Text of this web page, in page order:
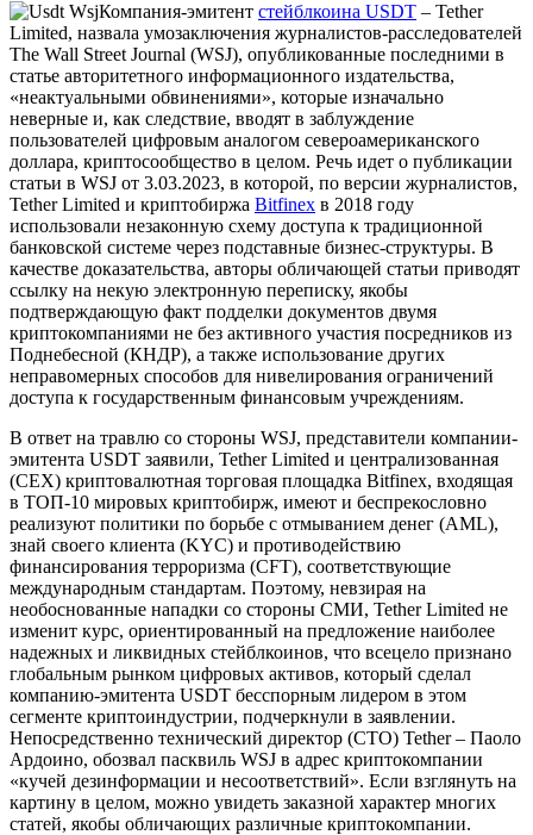
Компания-эмитент стейблкоина USDT – Tether
Limited, назвала умозаключения журналистов-расследователей
The Wall Street Journal (WSJ), опубликованные последними в
статье авторитетного информационного издательства,
«неактуальными обвинениями», которые изначально
неверные и, как следствие, вводят в заблуждение
пользователей цифровым аналогом североамериканского
доллара, криптосообщество в целом. Речь идет о публикации
статьи в WSJ от 3.03.2023, в которой, по версии журналистов,
Tether Limited и криптобиржа Bitfinex в 2018 году
использовали незаконную схему доступа к традиционной
банковской системе через подставные бизнес-структуры. В
качестве доказательства, авторы обличающей статьи приводят
ссылку на некую электронную переписку, якобы
подтверждающую факт подделки документов двумя
криптокомпаниями не без активного участия посредников из
Поднебесной (КНДР), а также использование других
неправомерных способов для нивелирования ограничений
доступа к государственным финансовым учреждениям.
В ответ на травлю со стороны WSJ, представители компании-
эмитента USDT заявили, Tether Limited и централизованная
(CEX) криптовалютная торговая площадка Bitfinex, входящая
в ТОП-10 мировых криптобирж, имеют и беспрекословно
реализуют политики по борьбе с отмыванием денег (AML),
знай своего клиента (KYC) и противодействию
финансирования терроризма (CFT), соответствующие
международным стандартам. Поэтому, невзирая на
необоснованные нападки со стороны СМИ, Tether Limited не
изменит курс, ориентированный на предложение наиболее
надежных и ликвидных стейблкоинов, что всецело признано
глобальным рынком цифровых активов, который сделал
компанию-эмитента USDT бесспорным лидером в этом
сегменте криптоиндустрии, подчеркнули в заявлении.
Непосредственно технический директор (CTO) Tether – Паоло
Ардоино, обозвал пасквиль WSJ в адрес криптокомпании
«кучей дезинформации и несоответствий». Если взглянуть на
картину в целом, можно увидеть заказной характер многих
статей, якобы обличающих различные криптокомпании.